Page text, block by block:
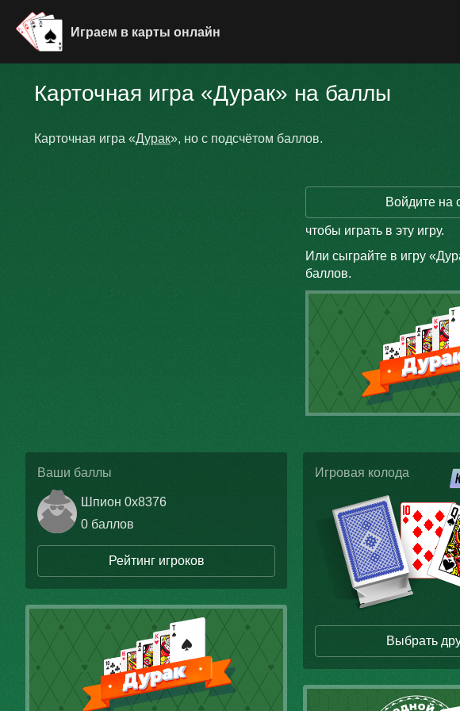
Играем в карты онлайн
Карточная игра «Дурак» на баллы
Карточная игра «Дурак», но с подсчётом баллов.
Войдите на
чтобы играть в эту игру.
Или сыграйте в игру «
баллов.
Ваши баллы
Шпион 0x8376
0 баллов
Рейтинг игроков
Игровая колода
Выбрать